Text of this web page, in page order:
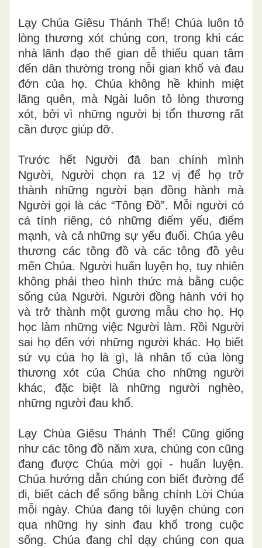
Lạy Chúa Giêsu Thánh Thể! Chúa luôn tỏ
lòng thương xót chúng con, trong khi các
nhà lãnh đạo thế gian dễ thiếu quan tâm
đến dân thường trong nỗi gian khổ và đau
đớn của họ. Chúa không hề khinh miệt
lãng quên, mà Ngài luôn tỏ lòng thương
xót, bởi vì những người bị tổn thương rất
cần được giúp đỡ.
Trước hết Người đã ban chính mình
Người, Người chọn ra 12 vị để họ trở
thành những người bạn đồng hành mà
Người gọi là các “Tông Đồ”. Mỗi người có
cá tính riêng, có những điểm yếu, điểm
mạnh, và cả những sự yếu đuối. Chúa yêu
thương các tông đồ và các tông đồ yêu
mến Chúa. Người huấn luyện họ, tuy nhiên
không phải theo hình thức mà bằng cuộc
sống của Người. Người đồng hành với họ
và trở thành một gương mẫu cho họ. Họ
học làm những việc Người làm. Rồi Người
sai họ đến với những người khác. Họ biết
sứ vụ của họ là gì, là nhân tố của lòng
thương xót của Chúa cho những người
khác, đặc biệt là những người nghèo,
những người đau khổ.
Lạy Chúa Giêsu Thánh Thể! Cũng giống
như các tông đồ năm xưa, chúng con cũng
đang được Chúa mời gọi - huấn luyện.
Chúa hướng dẫn chúng con biết đường để
đi, biết cách để sống bằng chính Lời Chúa
mỗi ngày. Chúa đang tôi luyện chúng con
qua những hy sinh đau khổ trong cuộc
sống. Chúa đang chỉ dạy chúng con qua